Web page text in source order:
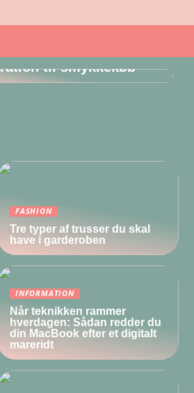
til smykkekøb
FASHION
Tre typer af trusser du skal
have i garderoben
INFORMATION
Når teknikken rammer
hverdagen: Sådan redder du
din MacBook efter et digitalt
mareridt